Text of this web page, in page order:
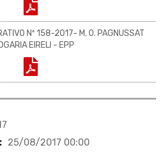
Nº 158-2017- M. O. PAGNUSSAT
EIRELI - EPP
25/08/2017 00:00